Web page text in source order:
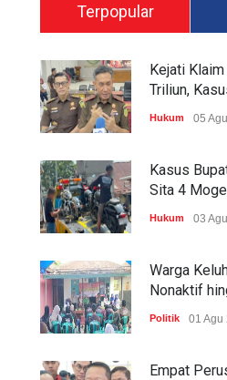
Terpopular
Kejati
Triliun,
Hukum 05
Kasus
Sita 4
Hukum 03
Warga
Nonaktif
Politik 01 Agu
Empat